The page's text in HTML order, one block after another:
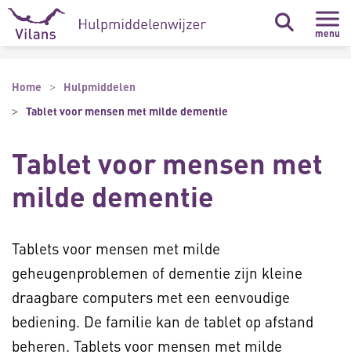
Naar hoofdinhoud
Naar footer
menu
Home
Hulpmiddelen
Tablet voor mensen met milde dementie
Tablet voor mensen met
milde dementie
Tablets voor mensen met milde
geheugenproblemen of dementie zijn kleine
draagbare computers met een eenvoudige
bediening. De familie kan de tablet op afstand
beheren. Tablets voor mensen met milde